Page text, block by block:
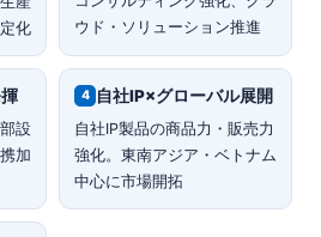
化
ウド・ソリューション推進
設
加
4 自社IP×グローバル展開
自社IP製品の商品力・販売力
強化。東南アジア・ベトナム
中心に市場開拓